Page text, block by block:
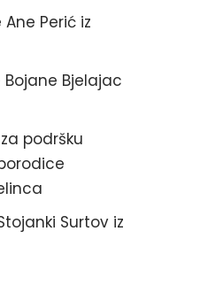
Ane Perić iz
Bojane Bjelajac
podršku
Surtov iz